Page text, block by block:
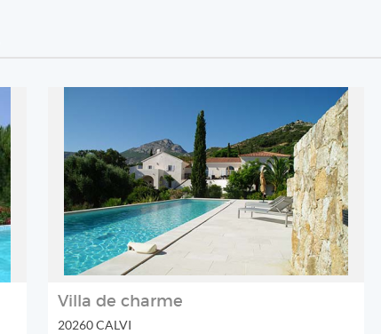
REF: 1568
FM IMMOBILIER
2
Villa de charme
20260 CALVI